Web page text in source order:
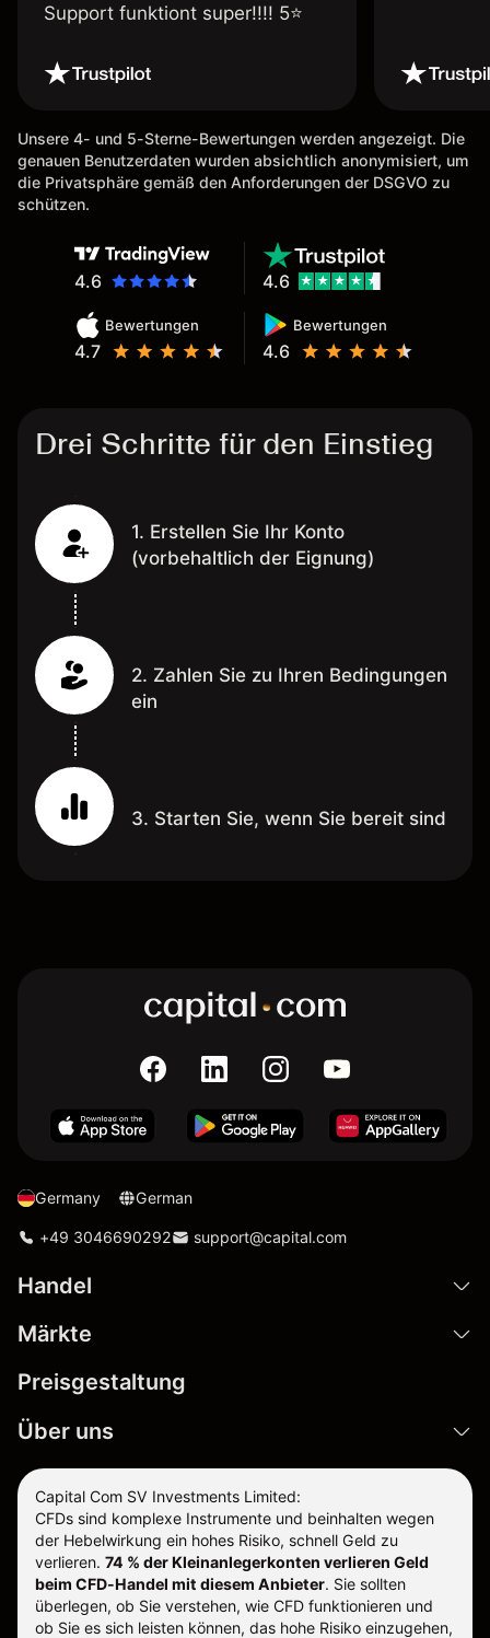
Support funktiont super!!!! 5⭐️
Unsere 4- und 5-Sterne-Bewertungen werden angezeigt. Die
genauen Benutzerdaten wurden absichtlich anonymisiert, um
die Privatsphäre gemäß den Anforderungen der DSGVO zu
schützen.
4.6
Bewertungen
4.7
Bewertungen
4.6
4.6
Drei Schritte für den Einstieg
1. Erstellen Sie Ihr Konto
(vorbehaltlich der Eignung)
2. Zahlen Sie zu Ihren Bedingungen
ein
3. Starten Sie, wenn Sie bereit sind
Germany German
+49 3046690292 support@capital.com
Handel
Märkte
Preisgestaltung
Über uns
Capital Com SV Investments Limited:
CFDs sind komplexe Instrumente und beinhalten wegen
der Hebelwirkung ein hohes Risiko, schnell Geld zu
verlieren. 74 % der Kleinanlegerkonten verlieren Geld
beim CFD-Handel mit diesem Anbieter. Sie sollten
überlegen, ob Sie verstehen, wie CFD funktionieren und
ob Sie es sich leisten können, das hohe Risiko einzugehen,